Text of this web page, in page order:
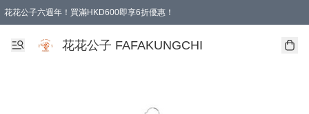
花花公子六週年！買滿HKD600即享6折優惠！
購物滿 HKD 600.00即享免運費優惠！（適用於 本地取貨 )
花花公子 FAFAKUNGCHI